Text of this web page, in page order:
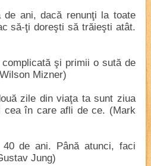
ani, dacă renunţi la toate
să-ţi doreşti să trăieşti atât.
şi primii o sută de
Mizner)
zile din viaţa ta sunt ziua
în care afli de ce. (Mark
de ani. Până atunci, faci
Jung)